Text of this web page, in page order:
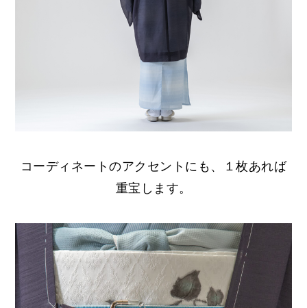
コーディネートのアクセントにも、１枚あれば
重宝します。